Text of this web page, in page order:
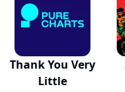
Thank You Very
Little